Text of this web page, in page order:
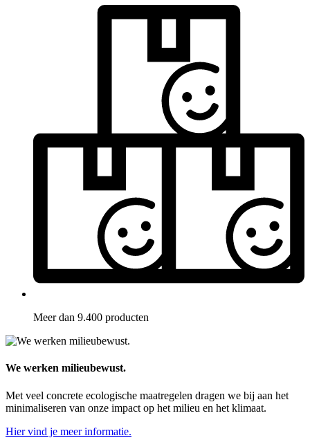
Meer dan 9.400 producten
We werken milieubewust.
Met veel concrete ecologische maatregelen dragen we bij aan het
minimaliseren van onze impact op het milieu en het klimaat.
Hier vind je meer informatie.